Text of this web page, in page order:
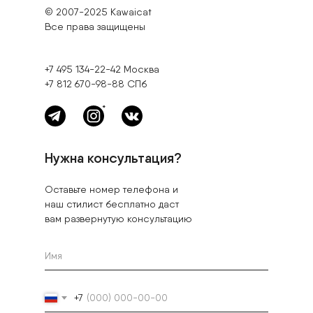
*
© 2007-2025 Kawaicat
Все права защищены
Нужна консультация?
+7 495 134-22-42 Москва
+7 812 670-98-88 СПб
Оставьте номер телефона и
наш стилист бесплатно даст
вам развернутую консультацию
+7